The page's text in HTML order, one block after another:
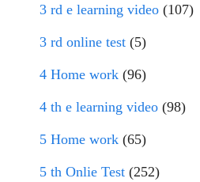
3 rd e learning video (107)
3 rd online test (5)
4 Home work (96)
4 th e learning video (98)
5 Home work (65)
5 th Onlie Test (252)